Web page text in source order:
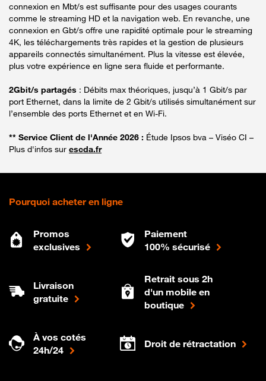
connexion en Mbt/s est suffisante pour des usages courants
comme le streaming HD et la navigation web. En revanche, une
connexion en Gbt/s offre une rapidité optimale pour le streaming
4K, les téléchargements très rapides et la gestion de plusieurs
appareils connectés simultanément. Plus la vitesse est élevée,
plus votre expérience en ligne sera fluide et performante.
2Gbit/s partagés : Débits max théoriques, jusqu’à 1 Gbit/s par
port Ethernet, dans la limite de 2 Gbit/s utilisés simultanément sur
l’ensemble des ports Ethernet et en Wi-Fi.
** Service Client de l'Année 2026 : Étude Ipsos bva – Viséo CI –
Plus d'infos sur escda.fr
Pourquoi acheter en ligne
Promos
exclusives
Paiement
100% sécurisé
Livraison
gratuite
Retrait sous 2h
d'un mobile en
boutique
À vos cotés
24h/24
Droit de rétractation